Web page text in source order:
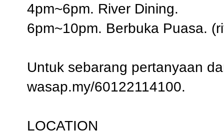
4pm~6pm. River Dining.
6pm~10pm. Berbuka Puasa.
Untuk sebarang pertanyaan
wasap.my/60122114100.
LOCATION